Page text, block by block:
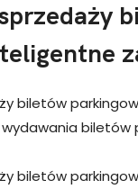
biletów
biletów
biletów